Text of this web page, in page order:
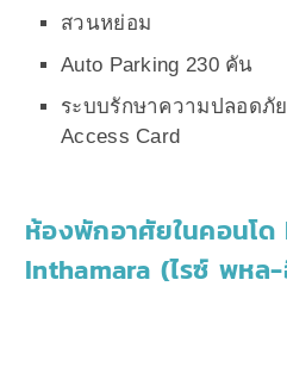
สวนหย่อม
Auto Parking 230 คัน
ระบบรักษาความปลอดภั
Access Card
ห้องพักอาศัยในคอนโด
Inthamara (ไรซ์ พหล-